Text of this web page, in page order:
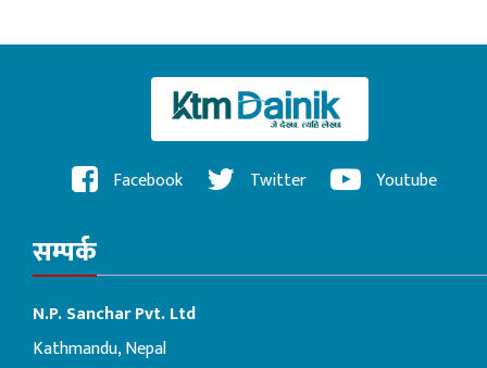
Facebook Twitter Youtube
सम्पर्क
N.P. Sanchar Pvt. Ltd
Kathmandu, Nepal